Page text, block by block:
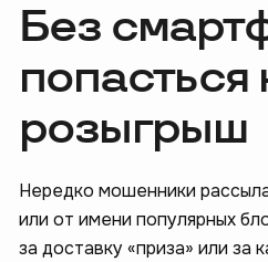
Без
розыгрыш
Нередко мошенники
или от имени популярных
за доставку «приза» или за